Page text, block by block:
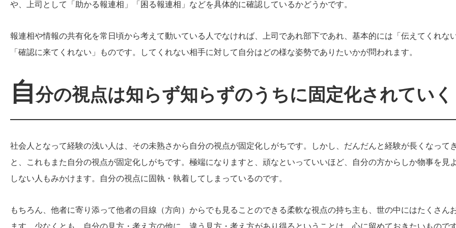
や、上司として「助かる報連相」「困る報連相」などを具体的に確認しているかどうかです。
報連相や情報の共有化を常日頃から考えて動いている人でなければ、上司であれ部下であれ、基本的には「伝えてくれな
「確認に来てくれない」ものです。してくれない相手に対して自分はどの様な姿勢でありたいかが問われます。
自分の視点は知らず知らずのうちに固定化されていく
社会人となって経験の浅い人は、その未熟さから自分の視点が固定化しがちです。しかし、だんだんと経験が長くなって
と、これもまた自分の視点が固定化しがちです。極端になりますと、頑なといっていいほど、自分の方からしか物事を見
しない人もみかけます。自分の視点に固執・執着してしまっているのです。
もちろん、他者に寄り添って他者の目線（方向）からでも見ることのできる柔軟な視点の持ち主も、世の中にはたくさん
ます。少なくとも、自分の見方・考え方の他に、違う見方・考え方があり得るということは、心に留めておきたいものです